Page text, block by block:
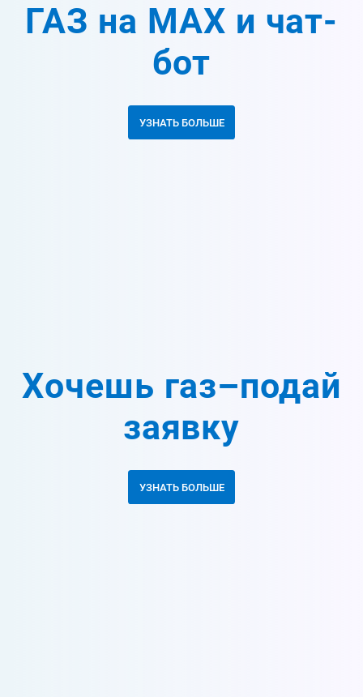
ГАЗ на MAX и чат-
бот
УЗНАТЬ БОЛЬШЕ
Хочешь газ–подай
заявку
УЗНАТЬ БОЛЬШЕ